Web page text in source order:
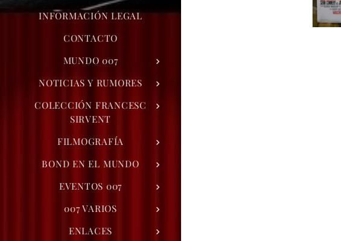
INFORMACIÓN LEGAL
CONTACTO
MUNDO 007
NOTICIAS Y RUMORES
COLECCIÓN FRANCESC
SIRVENT
FILMOGRAFÍA
BOND EN EL MUNDO
EVENTOS 007
007 VARIOS
ENLACES